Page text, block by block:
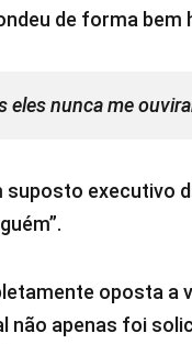
de forma bem
eles nunca me
suposto executivo
oposta a
não apenas foi